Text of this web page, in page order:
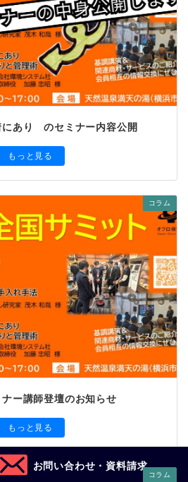
にあり のセミナー内容公開
もっと見る
コラム
ー講師登壇のお知らせ
もっと見る
コラム
お問い合わせ・資料請求